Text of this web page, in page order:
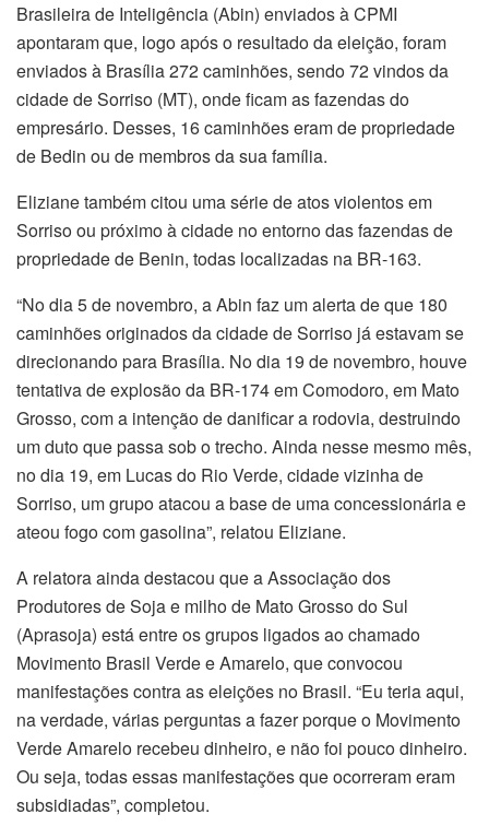
Brasileira de Inteligência (Abin) enviados à CPMI
apontaram que, logo após o resultado da eleição, foram
enviados à Brasília 272 caminhões, sendo 72 vindos da
cidade de Sorriso (MT), onde ficam as fazendas do
empresário. Desses, 16 caminhões eram de propriedade
de Bedin ou de membros da sua família.
Eliziane também citou uma série de atos violentos em
Sorriso ou próximo à cidade no entorno das fazendas de
propriedade de Benin, todas localizadas na BR-163.
“No dia 5 de novembro, a Abin faz um alerta de que 180
caminhões originados da cidade de Sorriso já estavam se
direcionando para Brasília. No dia 19 de novembro, houve
tentativa de explosão da BR-174 em Comodoro, em Mato
Grosso, com a intenção de danificar a rodovia, destruindo
um duto que passa sob o trecho. Ainda nesse mesmo mês,
no dia 19, em Lucas do Rio Verde, cidade vizinha de
Sorriso, um grupo atacou a base de uma concessionária e
ateou fogo com gasolina”, relatou Eliziane.
A relatora ainda destacou que a Associação dos
Produtores de Soja e milho de Mato Grosso do Sul
(Aprasoja) está entre os grupos ligados ao chamado
Movimento Brasil Verde e Amarelo, que convocou
manifestações contra as eleições no Brasil. “Eu teria aqui,
na verdade, várias perguntas a fazer porque o Movimento
Verde Amarelo recebeu dinheiro, e não foi pouco dinheiro.
Ou seja, todas essas manifestações que ocorreram eram
subsidiadas”, completou.